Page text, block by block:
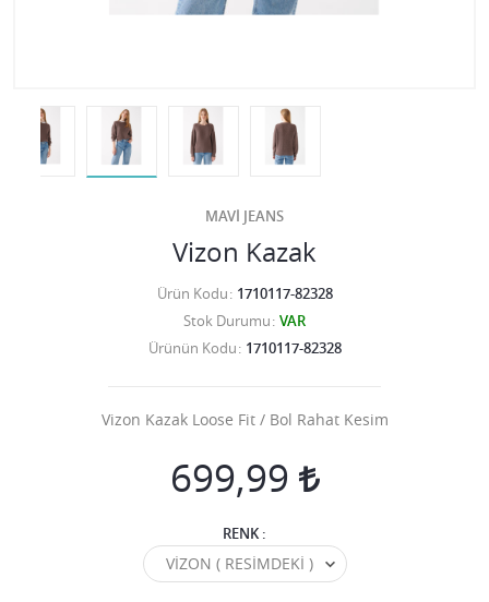
MAVİ JEANS
Vizon Kazak
Ürün Kodu 1710117-82328
Stok Durumu VAR
Ürünün Kodu 1710117-82328
Vizon Kazak Loose Fit / Bol Rahat Kesim
699,99
RENK :